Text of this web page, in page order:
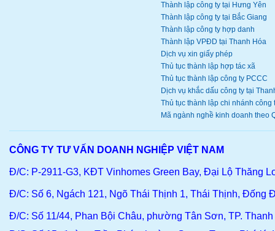
Thành lập công ty tại Hưng Yên
Thành lập công ty tại Bắc Giang
Thành lập công ty hợp danh
Thành lập VPĐD tại Thanh Hóa
Dịch vụ xin giấy phép
Thủ tục thành lập hợp tác xã
Thủ tục thành lập công ty PCCC
Dịch vụ khắc dấu công ty tại
Thủ tục thành lập chi nhánh công
Mã ngành nghề kinh doanh theo
CÔNG TY TƯ VẤN DOANH NGHIỆP VIỆT NAM
Đ/C: P-2911-G3, KĐT Vinhomes Green Bay, Đại Lộ Thăng
Đ/C: Số 6, Ngách 121, Ngõ Thái Thịnh 1, Thái Thịnh, Đống
Đ/C: Số 11/44, Phan Bội Châu, phường Tân Sơn, TP.